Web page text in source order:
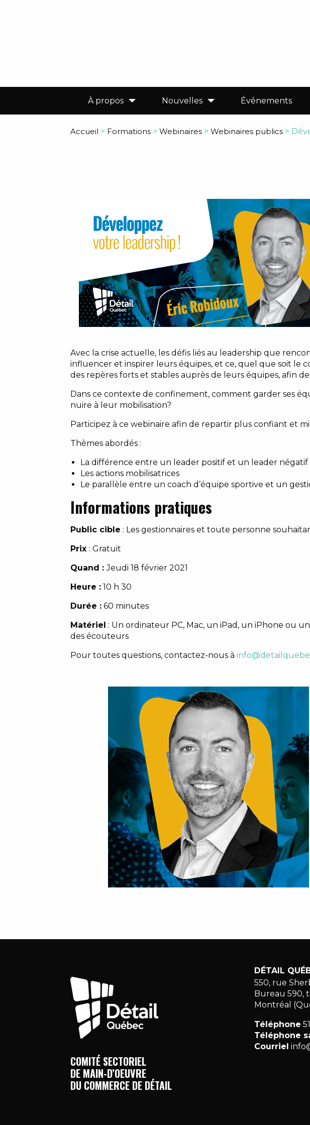
À propos Nouvelles Événements
Accueil > Formations> Webinaires> Webinaires publics>
Avec la crise actuelle, les défis liés au leadership que
influencer et inspirer leurs équipes, et ce, quel que soit le
des repères forts et stables auprès de leurs équipes,afin
Dans ce contexte de confinement, comment garder ses
nuire à leur mobilisation?
Participez à ce webinaire afin de repartir plus confiant et
Thèmes abordés :
La différence entre un leader positif et un leader négatif
Les actions mobilisatrices
Le parallèle entre un coach d’équipe sportive et un
Informations pratiques
Public cible : Les gestionnaires et toute personne
Prix : Gratuit
Quand :Jeudi 18 février2021
Heure :10 h 30
Durée :60 minutes
Matériel : Un ordinateur PC, Mac, un iPad, un iPhone ou
des écouteurs
Pour toutes questions, contactez-nous à
COMITÉ SECTORIEL
DE MAIN-D’OEUVRE
DU COMMERCE DE DÉTAIL
DÉTAIL
550, rue
Bureau 590,
Montréal
Téléphone
Téléphone
Courriel